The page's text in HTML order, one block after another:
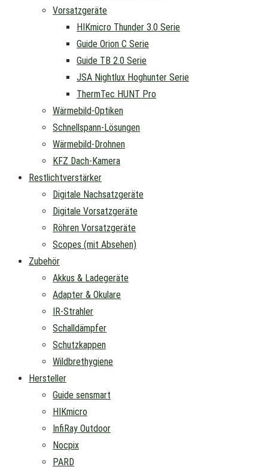
Vorsatzgeräte
HIKmicro Thunder 3.0 Serie
Guide Orion C Serie
Guide TB 2.0 Serie
JSA Nightlux Hoghunter Serie
ThermTec HUNT Pro
Wärmebild-Optiken
Schnellspann-Lösungen
Wärmebild-Drohnen
KFZ Dach-Kamera
Restlichtverstärker
Digitale Nachsatzgeräte
Digitale Vorsatzgeräte
Röhren Vorsatzgeräte
Scopes (mit Absehen)
Zubehör
Akkus & Ladegeräte
Adapter & Okulare
IR-Strahler
Schalldämpfer
Schutzkappen
Wildbrethygiene
Hersteller
Guide sensmart
HIKmicro
InfiRay Outdoor
Nocpix
PARD